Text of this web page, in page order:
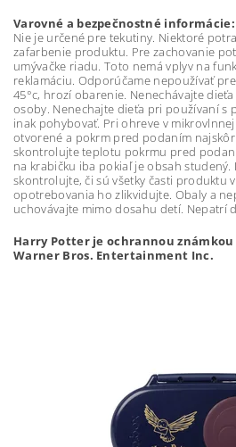
Varovné a bezpečnostné informácie:
Nie je určené pre tekutiny. Niektoré
zafarbenie produktu. Pre zachovanie
umývačke riadu. Toto nemá vplyv na
reklamáciu. Odporúčame nepoužívať
45°c, hrozí obarenie. Nenechávajte
osoby. Nenechajte dieťa pri používaní s
inak pohybovať. Pri ohreve v
otvorené a pokrm pred podaním
skontrolujte teplotu pokrmu pred
na krabičku iba pokiaľ je obsah
skontrolujte, či sú všetky časti produktu
opotrebovania ho zlikvidujte. Obaly a
uchovávajte mimo dosahu detí. Nepatrí
Harry Potter je ochrannou
Warner Bros. Entertainment Inc.